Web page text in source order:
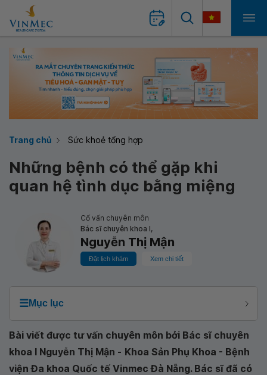
Trang chủ Sức khoẻ tổng hợp
Những bệnh có thể gặp khi
quan hệ tình dục bằng miệng
Cố vấn chuyên môn
Bác sĩ chuyên khoa I,
Nguyễn Thị Mận
Đặt lịch khám Xem chi tiết
☰Mục lục
Bài viết được tư vấn chuyên môn bởi Bác sĩ chuyên
khoa I Nguyễn Thị Mận - Khoa Sản Phụ Khoa - Bệnh
viện Đa khoa Quốc tế Vinmec Đà Nẵng. Bác sĩ đã có